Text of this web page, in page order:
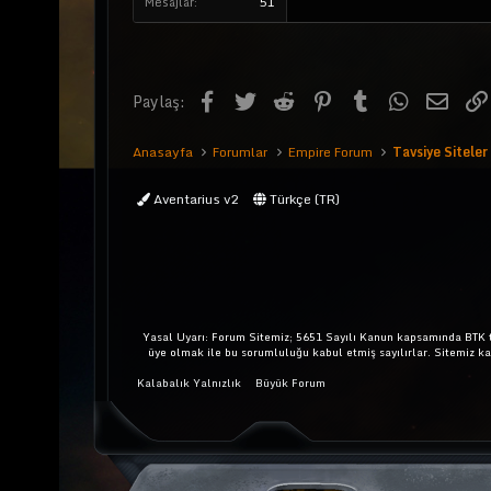
Paylaş: Facebook
TwitterReddit PinterestTumblr WhatsApp
E-posta
Anasayfa Forumlar Empire Forum Tavsiye Siteler
Aventarius v2 Türkçe (TR)
Yasal Uyarı: Forum Sitemiz; 5651 Sayılı Kanun kapsamında
üye olmak ile bu sorumluluğu kabul etmiş sayılırlar. Sitemiz
Kalabalık Yalnızlık
Büyük Forum